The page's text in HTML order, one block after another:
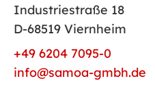
Industriestraße 18
D-68519 Viernheim
+49 6204 7095-0
info@samoa-gmbh.de